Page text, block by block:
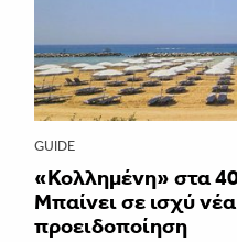
GUIDE
«Κολλημένη» στα
Μπαίνει σε ισχύ νέα
προειδοποίηση